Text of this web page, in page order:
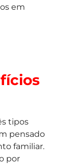
em
tipos
pensado
familiar.
por